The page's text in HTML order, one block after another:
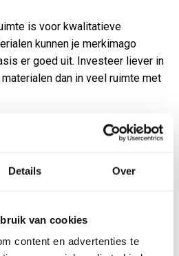
Details Over
van cookies
content en advertenties te
is voor kwalitatieve
kunnen je merkimago
er goed uit. Investeer liever in
dan in veel ruimte met
bij de planning. Architecten
brandingspecialisten
vormgeeft, en stoffeerders
en kleuren die bij je budget
speciaal textiel hebben vaak